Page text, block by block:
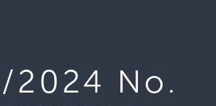
2024 No.